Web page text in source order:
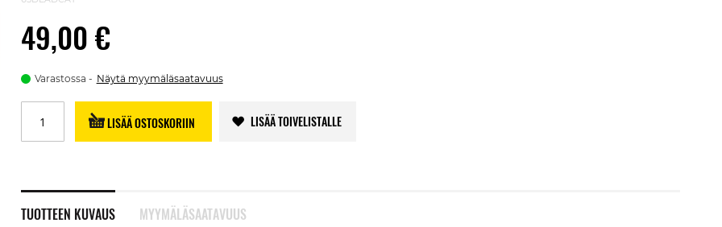
49,00 €
Varastossa Näytä myymäläsaatavuus
LISÄÄ OSTOSKORIIN LISÄÄ TOIVELISTALLE
TUOTTEEN KUVAUS MYYMÄLÄSAATAVUUS